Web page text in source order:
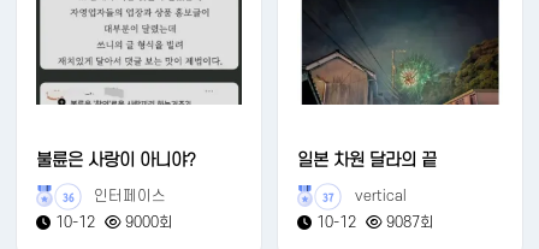
불륜은 사랑이 아니야?
36
인터페이스
10-12
9000회
일본 차원 달라의 끝
37
vertical
10-12
9087회